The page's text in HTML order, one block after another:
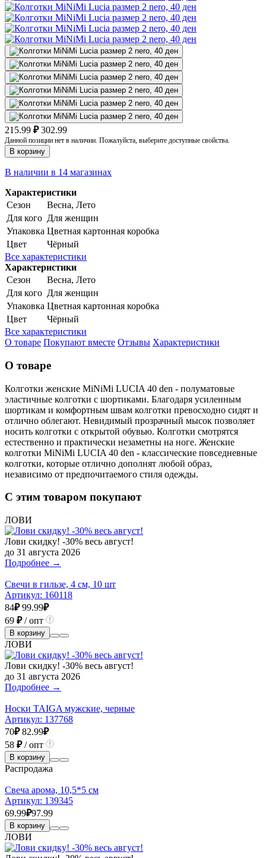
215.99 ₽ 302.99
Данной позиции нет в наличии. Пожалуйста, выберите доступные свойства.
В корзину
В наличии в 14 магазинах
Характеристики
Сезон
Весна, Лето
Для кого Для женщин
Упаковка Цветная картонная коробка
Цвет
Чёрный
Все характеристики
Характеристики
Сезон
Весна, Лето
Для кого Для женщин
Упаковка Цветная картонная коробка
Цвет
Чёрный
Все характеристики
О товаре Покупают вместе Отзывы Характеристики
О товаре
Колготки женские MiNiMi LUCIA 40 den - полуматовые
эластичные колготки с шортиками. Благодаря усиленным
шортикам и комфортным швам колготки превосходно сидят и
отлично облегают. Невидимый прозрачный мысок позволяет
носить колготки с открытой обувью. Колготки смотрятся
естественно и практически незаметны на ноге. Женские
колготки MiNiMi LUCIA 40 den - классические повседневные
колготки, которые отлично дополнят любой образ,
независимо от предпочитаемого стиля одежды.
С этим товаром покупают
ЛОВИ
Лови скидку! -30% весь август!
до 31 августа 2026
Подробнее →
Свечи в гильзе, 4 см, 10 шт
Артикул: 160118
84₽ 99.99₽
69 ₽/ опт
В корзину
ЛОВИ
Лови скидку! -30% весь август!
до 31 августа 2026
Подробнее →
Носки TAIGA мужские, черные
Артикул: 137768
70₽ 82.99₽
58 ₽/ опт
В корзину
Распродажа
Свеча арома, 10,5*5 см
Артикул: 139345
69.99₽97.99
В корзину
ЛОВИ